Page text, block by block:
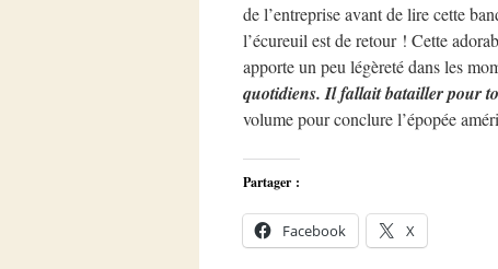
de l’entreprise avant de lire cette
l’écureuil est de retour ! Cette
apporte un peu légèreté dans les
quotidiens. Il fallait batailler pour
volume pour conclure l’épopée
Partager :
Facebook X